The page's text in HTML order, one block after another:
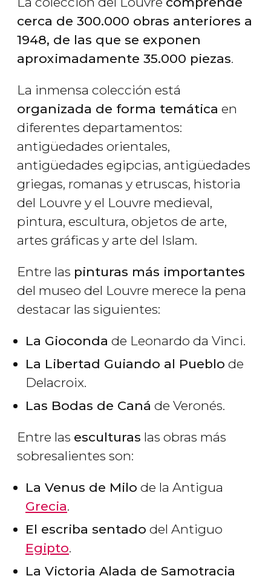
cerca de 300.000 obras anteriores a
1948, de las que se exponen
aproximadamente 35.000 piezas.
La inmensa colección está
organizada de forma temática en
diferentes departamentos:
antigüedades orientales,
antigüedades egipcias, antigüedades
griegas, romanas y etruscas, historia
del Louvre y el Louvre medieval,
pintura, escultura, objetos de arte,
artes gráficas y arte del Islam.
Entre las pinturas más importantes
del museo del Louvre merece la pena
destacar las siguientes:
La Gioconda de Leonardo da Vinci.
La Libertad Guiando al Pueblo de
Delacroix.
Las Bodas de Caná de Veronés.
Entre las esculturas las obras más
sobresalientes son:
La Venus de Milo de la Antigua
Grecia.
El escriba sentado del Antiguo
Egipto.
La Victoria Alada de Samotracia